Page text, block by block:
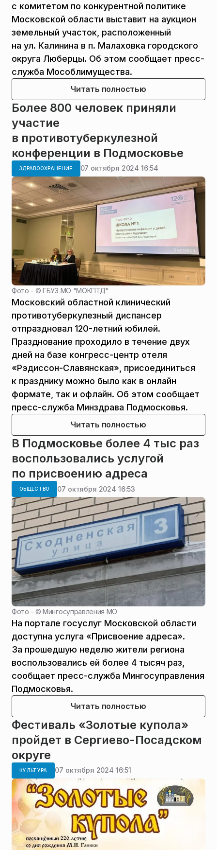
с комитетом по конкурентной политике
Московской области выставит на аукцион
земельный участок, расположенный
на ул. Калинина в п. Малаховка городского
округа Люберцы. Об этом сообщает пресс-
служба Мособлимущества.
Читать полностью
Более 800 человек приняли
участие
в противотуберкулезной
конференции в Подмосковье
ЗДРАВООХРАНЕНИЕ 07 октября 2024 16:54
Фото - ©ГБУЗ МО "МОКПТД"
Московский областной клинический
противотуберкулезный диспансер
отпраздновал 120-летний юбилей.
Празднование проходило в течение двух
дней на базе конгресс-центр отеля
«Рэдиссон-Славянская», присоединиться
к празднику можно было как в онлайн
формате, так и офлайн. Об этом сообщает
пресс-служба Минздрава Подмосковья.
Читать полностью
В Подмосковье более 4 тыс раз
воспользовались услугой
по присвоению адреса
ОБЩЕСТВО 07 октября 2024 16:53
Фото - ©Мингосуправления МО
На портале госуслуг Московской области
доступна услуга «Присвоение адреса».
За прошедшую неделю жители региона
воспользовались ей более 4 тысяч раз,
сообщает пресс-служба Мингосуправления
Подмосковья.
Читать полностью
Фестиваль «Золотые купола»
пройдет в Сергиево-Посадском
округе
КУЛЬТУРА 07 октября 2024 16:51